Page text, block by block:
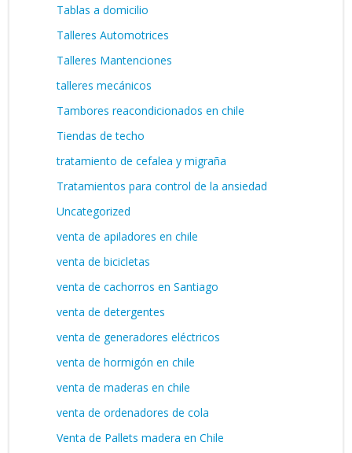
Tablas a domicilio
Talleres Automotrices
Talleres Mantenciones
talleres mecánicos
Tambores reacondicionados en chile
Tiendas de techo
tratamiento de cefalea y migraña
Tratamientos para control de la ansiedad
Uncategorized
venta de apiladores en chile
venta de bicicletas
venta de cachorros en Santiago
venta de detergentes
venta de generadores eléctricos
venta de hormigón en chile
venta de maderas en chile
venta de ordenadores de cola
Venta de Pallets madera en Chile